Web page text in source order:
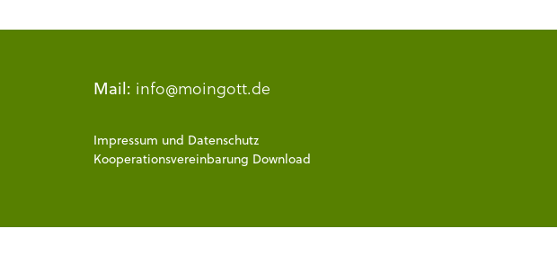
Mail: info@moingott.de
Impressum und Datenschutz
Kooperationsvereinbarung Download